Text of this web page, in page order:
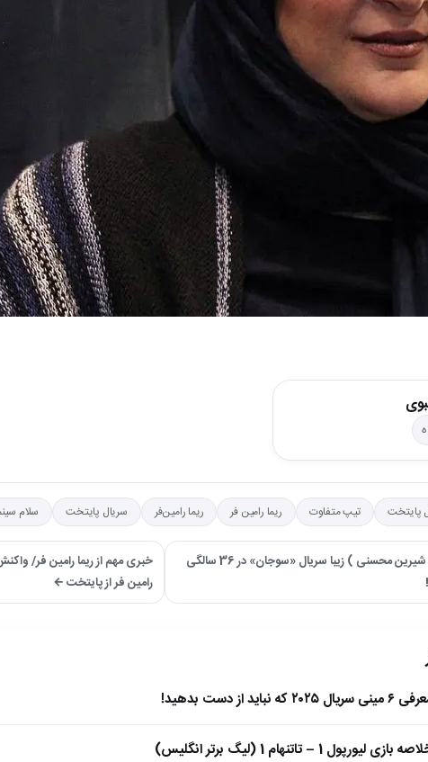
پایتخت تیپ متفاوت ریما رامین فر ریما رامین‌فر سریال پایتخت سلام
→ عکس دیده‌نشده از ( شیرین محسنی ) زیبا سریال «سوجان» در 36 سالگی
خبری مهم از ریما رامین فر/
رامین فر از پایتخت ←
سریال ۲۰۲۵ که نباید از دست بدهید!
بازی لیورپول 1 – تاتنهام 1 (لیگ برتر انگلیس)